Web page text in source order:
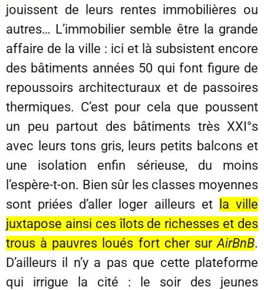
jouissent de leurs rentes immobilières ou
autres… L’immobilier semble être la grande
affaire de la ville : ici et là subsistent encore
des bâtiments années 50 qui font figure de
repoussoirs architecturaux et de passoires
thermiques. C’est pour cela que poussent
un peu partout des bâtiments très XXI°s
avec leurs tons gris, leurs petits balcons et
une isolation enfin sérieuse, du moins
l’espère-t-on. Bien sûr les classes moyennes
sont priées d’aller loger ailleurs et
la ville
juxtapose ainsi ces îlots de richesses et des
trous à pauvres loués fort cher surAirBnB.
D’ailleurs il n’y a pas que cette plateforme
qui irrigue la cité : le soir des jeunes